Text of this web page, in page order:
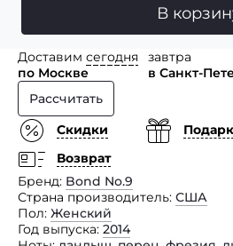
В
Доставим сегодня
по Москве
завтра
в Санкт-
Рассчитать
Скидки
Возврат
Бренд Bond No.9
Страна производитель США
Пол Женский
Год выпуска 2014